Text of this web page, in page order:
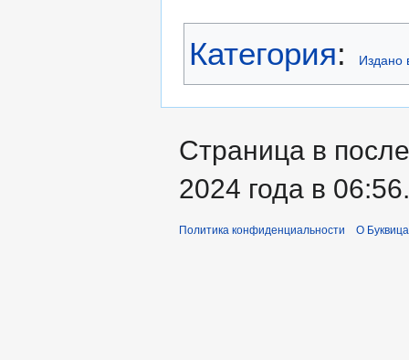
Категория: Издано
Страница в
2024 года в 06:56.
Политика конфиденциальности О Буквица